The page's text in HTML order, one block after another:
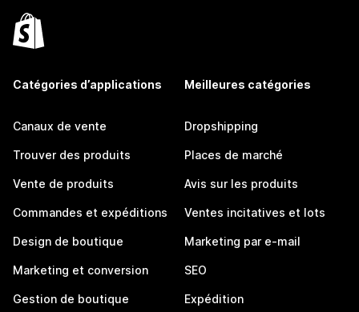
Catégories d’applications
Canaux de vente
Trouver des produits
Vente de produits
Commandes et expéditions
Design de boutique
Marketing et conversion
Gestion de boutique
Meilleures catégories
Dropshipping
Places de marché
Avis sur les produits
Ventes incitatives et lots
Marketing par e-mail
SEO
Expédition